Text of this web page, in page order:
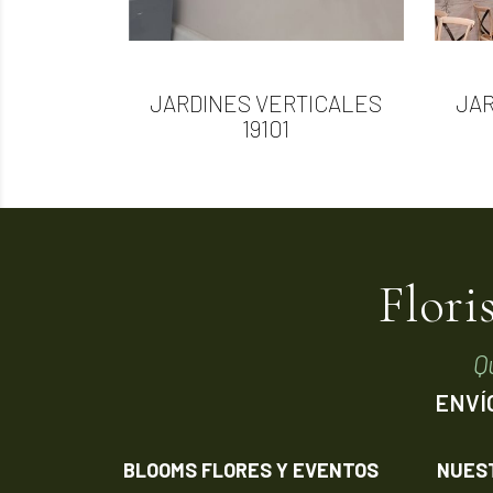
JARDINES VERTICALES
19101
Vista rápida
BLOOMS FLORES Y EVENTOS